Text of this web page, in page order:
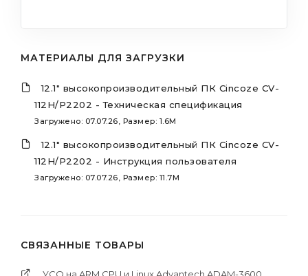
МАТЕРИАЛЫ ДЛЯ ЗАГРУЗКИ
12.1" высокопроизводительный ПК Cincoze CV-
112H/P2202 - Техническая спецификация
Загружено: 07.07.26, Размер: 1.6M
12.1" высокопроизводительный ПК Cincoze CV-
112H/P2202 - Инструкция пользователя
Загружено: 07.07.26, Размер: 11.7M
СВЯЗАННЫЕ ТОВАРЫ